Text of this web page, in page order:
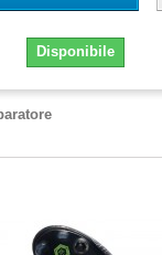
Disponibile